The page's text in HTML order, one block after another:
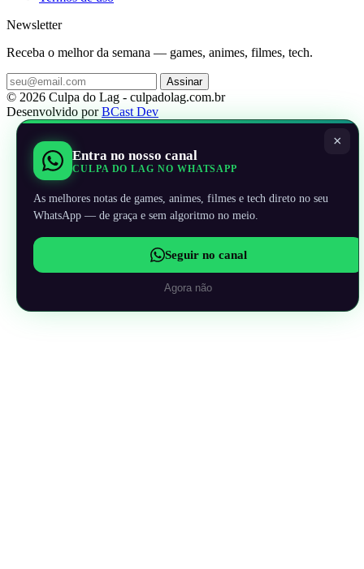
Newsletter
Receba o melhor da semana — games, animes, filmes, tech.
Assinar
© 2026 Culpa do Lag - culpadolag.com.br
Desenvolvido porBCast Dev
×
Entra no nosso canal
CULPA DO LAG NO WHATSAPP
As melhores notas de games, animes, filmes e tech direto no seu
WhatsApp — de graça e sem algoritmo no meio.
Seguir no canal
Agora não